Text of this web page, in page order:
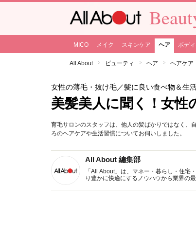
MICO メイク スキンケア ヘア ボデ
All About ビューティ ヘア ヘアケア
女性の薄毛・抜け毛／髪に良い食べ物＆生
美髪美人に聞く！女性
育毛サロンのスタッフは、他人の髪ばかりではなく、
ろのヘアケアや生活習慣についてお伺いしました。
All About 編集部
「All About」は、マネー・暮らし・住宅
り豊かに快適にするノウハウから業界の